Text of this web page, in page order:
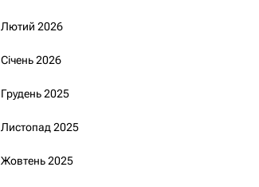
Лютий 2026
Січень 2026
Грудень 2025
Листопад 2025
Жовтень 2025